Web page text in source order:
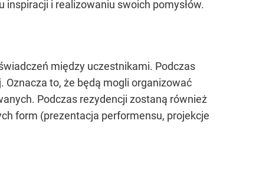
i realizowaniu swoich pomysłów.
między uczestnikami. Podczas
Oznacza to, że będą mogli organizować
Podczas rezydencji zostaną również
form (prezentacja performensu, projekcje